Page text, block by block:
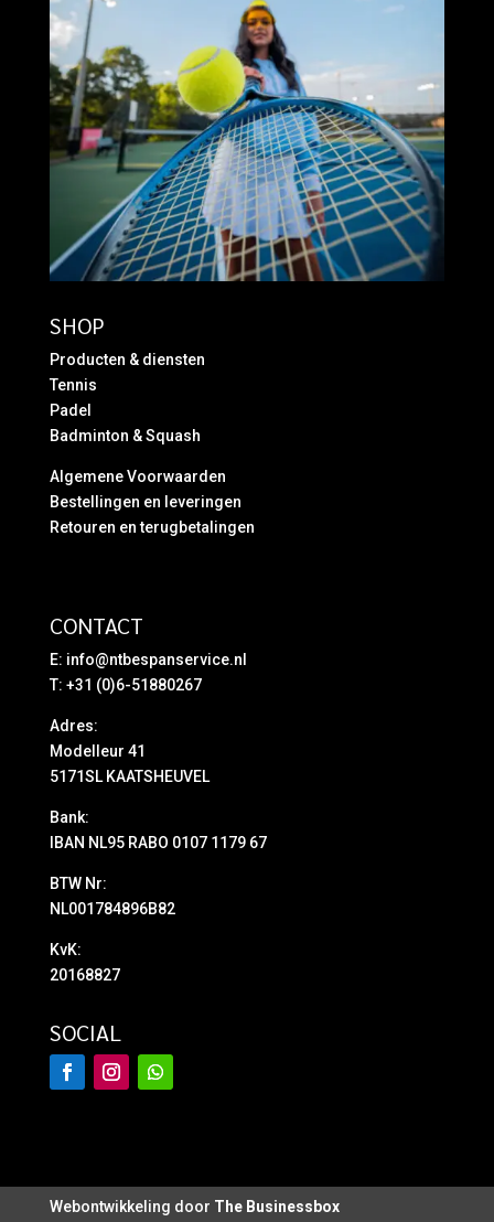
SHOP
Producten & diensten
Tennis
Padel
Badminton & Squash
Algemene Voorwaarden
Bestellingen en leveringen
Retouren en terugbetalingen
CONTACT
E: info@ntbespanservice.nl
T: +31 (0)6-51880267
Adres:
Modelleur 41
5171SL KAATSHEUVEL
Bank:
IBAN NL95 RABO 0107 1179 67
BTW Nr:
NL001784896B82
KvK:
20168827
SOCIAL
Webontwikkeling door The Businessbox